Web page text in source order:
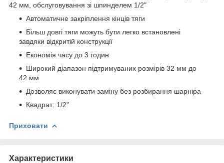
42 мм, обслуговування зі шпинделем 1/2"
Автоматичне закріплення кінців тяги
Більш довгі тяги можуть бути легко встановлені
завдяки відкритій конструкції
Економія часу до 3 годин
Широкий діапазон підтримуваних розмірів 32 мм до
42 мм
Дозволяє виконувати заміну без розбирання шарніра
Квадрат: 1/2"
Приховати
Характеристики